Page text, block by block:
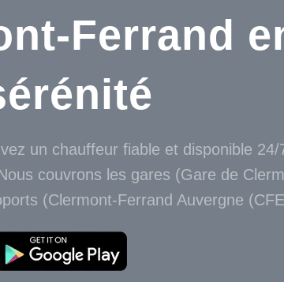
Ferrand
un chauffeur fiable et disponible 24/
couvrons les gares (Gare de
(Clermont-Ferrand Auvergne